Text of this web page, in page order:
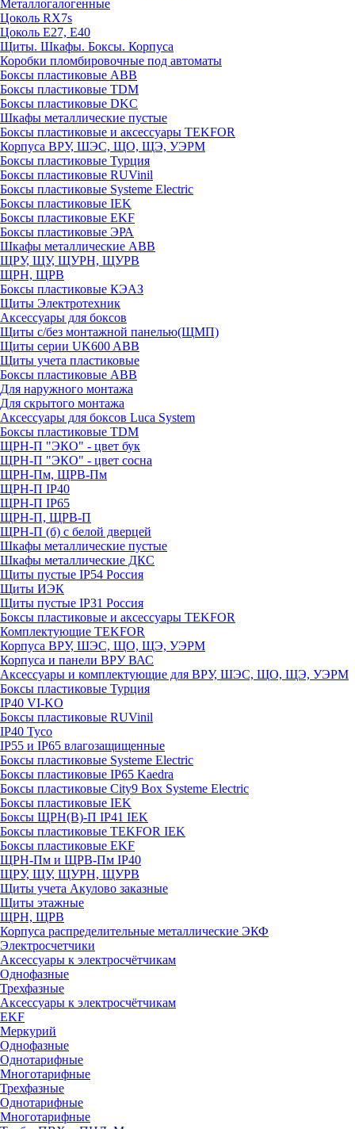
Металлогалогенные
Цоколь RX7s
Цоколь Е27, E40
Щиты. Шкафы. Боксы. Корпуса
Коробки пломбировочные под автоматы
Боксы пластиковые ABB
Боксы пластиковые TDM
Боксы пластиковые DKC
Шкафы металлические пустые
Боксы пластиковые и аксессуары TEKFOR
Корпуса ВРУ, ШЭС, ЩО, ЩЭ, УЭРМ
Боксы пластиковые Турция
Боксы пластиковые RUVinil
Боксы пластиковые Systeme Electric
Боксы пластиковые IEK
Боксы пластиковые EKF
Боксы пластиковые ЭРА
Шкафы металлические ABB
ЩРУ, ЩУ, ЩУРН, ЩУРВ
ЩРН, ЩРВ
Боксы пластиковые КЭАЗ
Щиты Электротехник
Аксессуары для боксов
Щиты с/без монтажной панелью(ЩМП)
Щиты серии UK600 ABB
Щиты учета пластиковые
Боксы пластиковые ABB
Для наружного монтажа
Для скрытого монтажа
Аксессуары для боксов Luca System
Боксы пластиковые TDM
ЩРН-П "ЭКО" - цвет бук
ЩРН-П "ЭКО" - цвет сосна
ЩРН-Пм, ЩРВ-Пм
ЩРН-П IP40
ЩРН-П IP65
ЩРН-П, ЩРВ-П
ЩРН-П (б) с белой дверцей
Шкафы металлические пустые
Шкафы металлические ДКС
Щиты пустые IP54 Россия
Щиты ИЭК
Щиты пустые IP31 Россия
Боксы пластиковые и аксессуары TEKFOR
Комплектующие TEKFOR
Корпуса ВРУ, ШЭС, ЩО, ЩЭ, УЭРМ
Корпуса и панели ВРУ ВАС
Аксессуары и комплектующие для ВРУ, ШЭС, ЩО, ЩЭ, УЭРМ
Боксы пластиковые Турция
IP40 VI-KO
Боксы пластиковые RUVinil
IP40 Тусо
IP55 и IP65 влагозащищенные
Боксы пластиковые Systeme Electric
Боксы пластиковые IP65 Kaedra
Боксы пластиковые City9 Box Systeme Electric
Боксы пластиковые IEK
Боксы ЩРН(В)-П IP41 IEK
Боксы пластиковые TEKFOR IEK
Боксы пластиковые EKF
ЩРН-Пм и ЩРВ-Пм IP40
ЩРУ, ЩУ, ЩУРН, ЩУРВ
Щиты учета Акулово заказные
Щиты этажные
ЩРН, ЩРВ
Корпуса распределительные металлические ЭКФ
Электросчетчики
Аксессуары к электросчётчикам
Однофазные
Трехфазные
Аксессуары к электросчётчикам
EKF
Меркурий
Однофазные
Однотарифные
Многотарифные
Трехфазные
Однотарифные
Многотарифные